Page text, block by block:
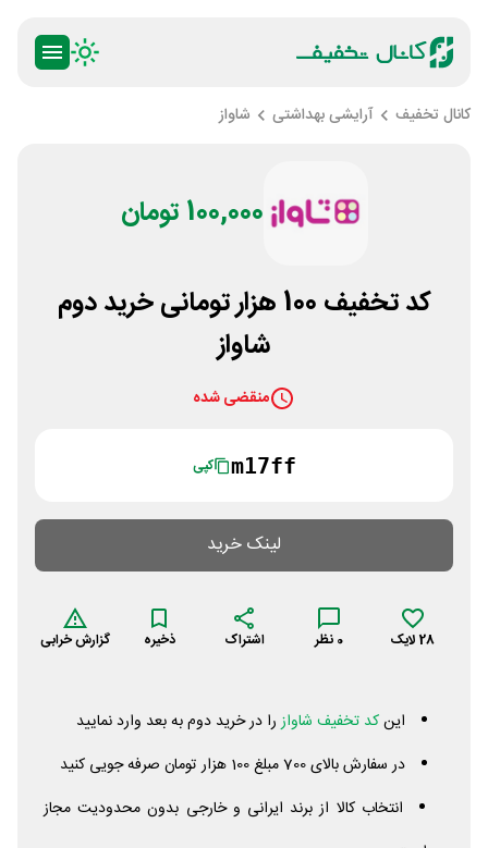
کانال تخفیف آرایشی بهداشتی شاواز
100,000 تومان
کد تخفیف 100 هزار تومانی خرید دوم
شاواز
منقضی شده
m17ff کپی
لینک خرید
28لایک 0 نظر اشتراک ذخیره گزارش خرابی
اینکد تخفیف شاوازرا در خرید دوم به بعد وارد نمایید
در سفارش بالای 700 مبلغ 100 هزار تومان صرفه جویی کنید
انتخاب کالا از برند ایرانی و خارجی بدون محدودیت مجاز